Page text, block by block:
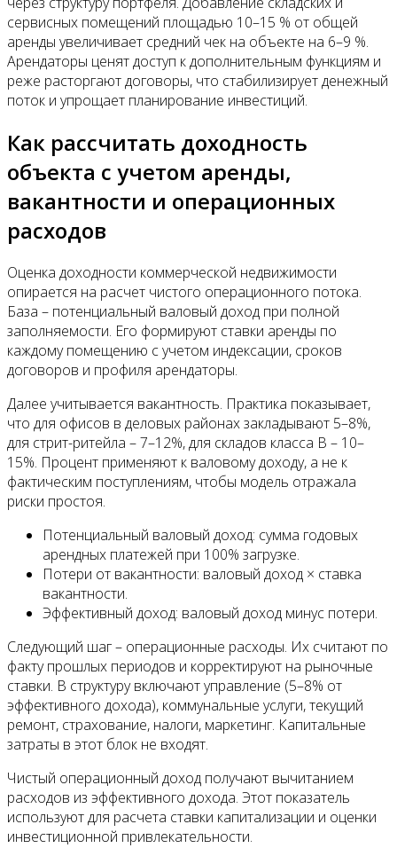
сервисных помещений площадью 10–15 % от общей
аренды увеличивает средний чек на объекте на 6–9 %.
Арендаторы ценят доступ к дополнительным функциям и
реже расторгают договоры, что стабилизирует денежный
поток и упрощает планирование инвестиций.
Как рассчитать доходность
объекта с учетом аренды,
вакантности и операционных
расходов
Оценка доходности коммерческой недвижимости
опирается на расчет чистого операционного потока.
База – потенциальный валовый доход при полной
заполняемости. Его формируют ставки аренды по
каждому помещению с учетом индексации, сроков
договоров и профиля арендаторы.
Далее учитывается вакантность. Практика показывает,
что для офисов в деловых районах закладывают 5–8%,
для стрит-ритейла – 7–12%, для складов класса B – 10–
15%. Процент применяют к валовому доходу, а не к
фактическим поступлениям, чтобы модель отражала
риски простоя.
Потенциальный валовый доход: сумма годовых
арендных платежей при 100% загрузке.
Потери от вакантности: валовый доход × ставка
вакантности.
Эффективный доход: валовый доход минус потери.
Следующий шаг – операционные расходы. Их считают по
факту прошлых периодов и корректируют на рыночные
ставки. В структуру включают управление (5–8% от
эффективного дохода), коммунальные услуги, текущий
ремонт, страхование, налоги, маркетинг. Капитальные
затраты в этот блок не входят.
Чистый операционный доход получают вычитанием
расходов из эффективного дохода. Этот показатель
используют для расчета ставки капитализации и оценки
инвестиционной привлекательности.